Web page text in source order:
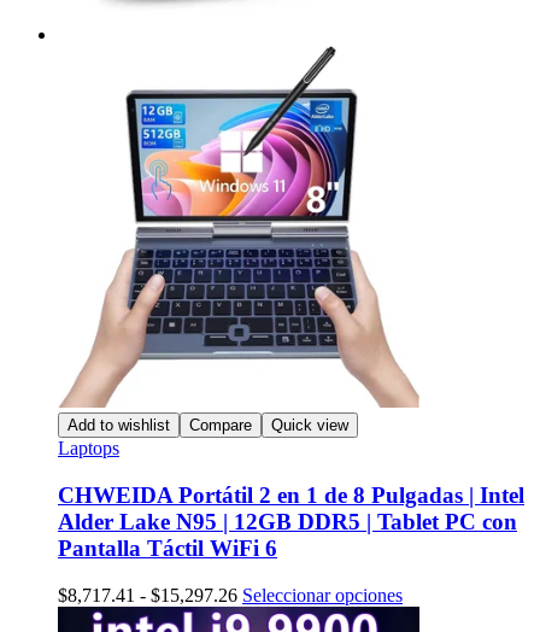
Add to wishlist Compare Quick view
Laptops
CHWEIDA Portátil 2 en 1 de 8 Pulgadas | Intel
Alder Lake N95 | 12GB DDR5 | Tablet PC con
Pantalla Táctil WiFi 6
$8,717.41 - $15,297.26Rango
de
Seleccionar opcionesEste